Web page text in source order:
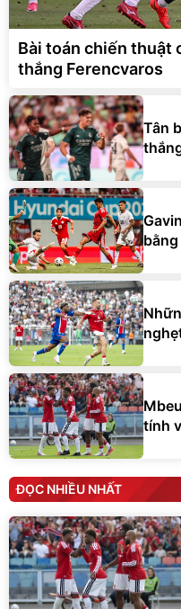
Bài toán chiến thuật
thắng Ferencvaros
Tân
tính
ĐỌC NHIỀU NHẤT